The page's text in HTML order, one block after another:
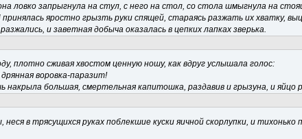
ловко запрыгнула на стул, с него на стол, со стола шмыгнула на
яростно грызть руки спящей, стараясь разжать их хватку,
и заветная добыча оказалась в цепких лапках зверька.
плотно сживая хвостом ценную ношу, как вдруг услышала голос:
воровка-паразит!
большая, смертельная капитошка, раздавив и грызуна, и яйцо
в трясущихся руках поблекшие куски яичной скорлупки, и тихонько